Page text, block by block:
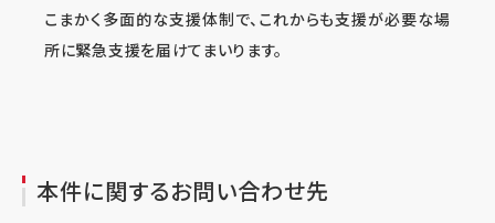
こまかく多面的な支援体制で、これからも支援が必要な場
所に緊急支援を届けてまいります。
本件に関するお問い合わせ先